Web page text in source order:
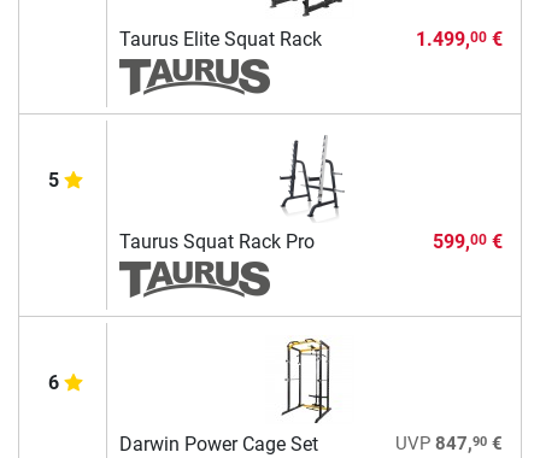
Taurus Elite Squat Rack 1.499,00€
5
Taurus Squat Rack Pro 599,00€
6
Darwin Power Cage Set UVP 847,90€